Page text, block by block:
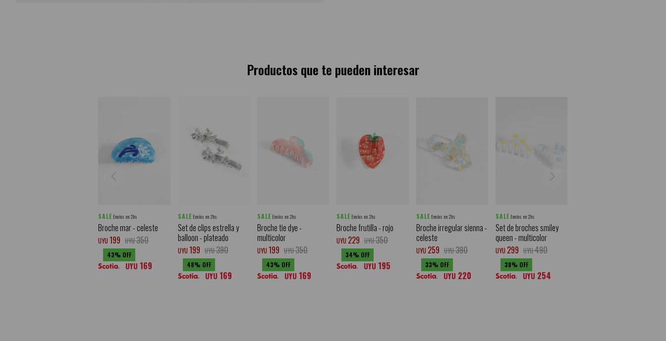
Productos que te pueden interesar
SALE Envíos en 2hs
Broche mar - celeste
UYU 199 UYU350
43
UYU 169
SALE Envíos en 2hs
Set de clips estrella y
balloon - plateado
UYU 199 UYU390
48
UYU 169
SALE Envíos en 2hs
Broche tie dye -
multicolor
UYU 199 UYU350
43
UYU 169
SALE Envíos en 2hs
Broche frutilla - rojo
UYU 229 UYU350
34
UYU 195
SALE Envíos en 2hs
Broche irregular sienna -
celeste
UYU 259 UYU390
33
UYU 220
SALE Envíos en 2hs
Set de broches smiley
queen - multicolor
UYU 299 UYU490
38
UYU 254